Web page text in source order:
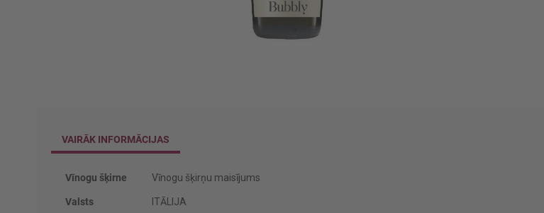
VAIRĀK INFORMĀCIJAS
Vairāk
Vīnogu šķirne Vīnogu šķirņu maisījums
Valsts ITĀLIJA